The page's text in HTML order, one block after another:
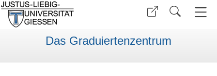
Das Graduiertenzentrum